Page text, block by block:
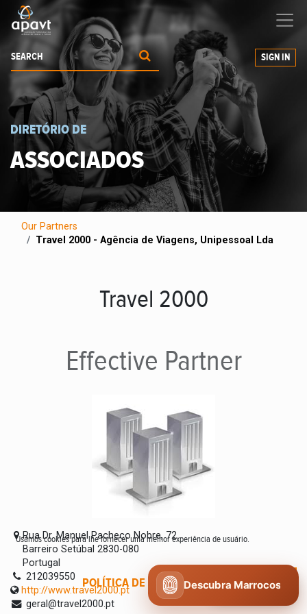
grow your business
SIGN IN
DIRETÓRIO DE
ASSOCIADOS
Our Partners
Travel 2000 - Agência de Viagens, Unipessoal Lda
Travel 2000
Effective Partner
Rua Dr. Manuel Pacheco Nobre, 72
Barreiro Setúbal 2830-080
Portugal
212039550
http://www.travel2000.pt
geral@travel2000.pt
Usamos cookies para lhe fornecer uma melhor experiência de usuário.
POLÍTICA DE COOKIES CONCORDO
Descubra Marrocos